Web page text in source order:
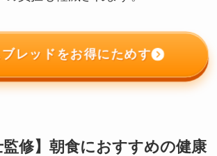
レッドをお得にためす
監修】朝食におすすめの健康